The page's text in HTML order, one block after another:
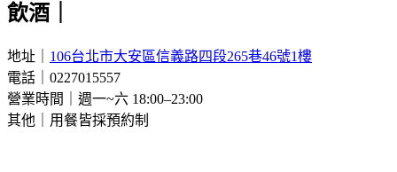
飲酒｜
地址｜ 106台北市大安區信義路四段265巷46號1樓
電話｜0227015557
營業時間｜週一~六 18:00–23:00
其他｜用餐皆採預約制